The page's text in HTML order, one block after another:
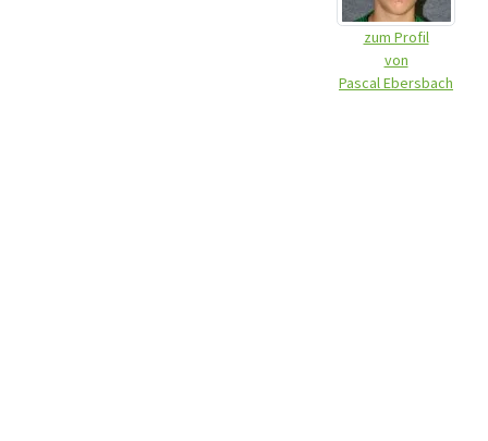
zum Profil
von
Pascal Ebersbach